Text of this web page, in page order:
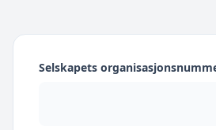
Selskapets